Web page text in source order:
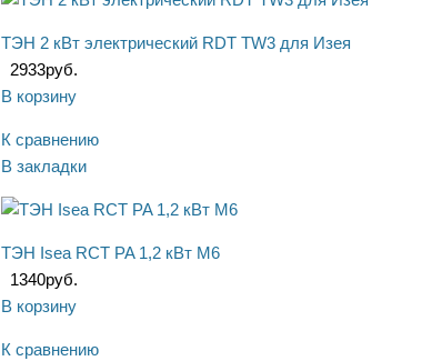
ТЭН 2 кВт электрический RDT TW3 для Изея
2933руб.
В корзину
К сравнению
В закладки
ТЭН Isea RCT PA 1,2 кВт M6
1340руб.
В корзину
К сравнению